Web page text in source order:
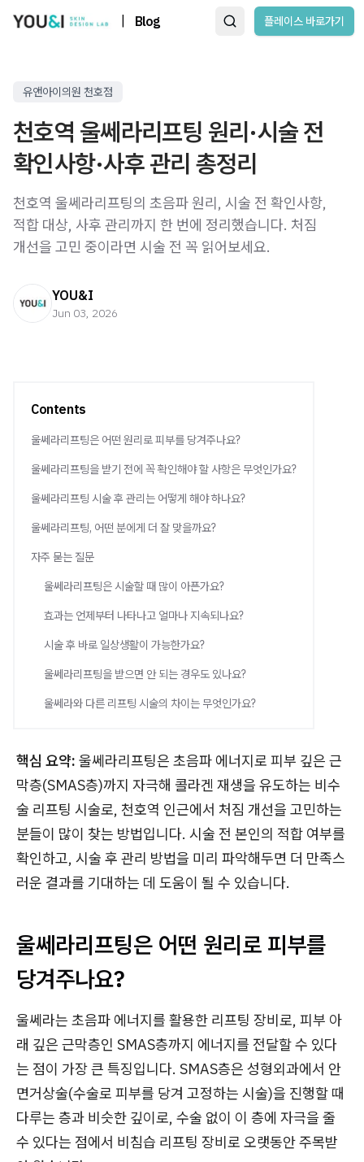
Blog 플레이스 바로가기
유앤아이의원 천호점
천호역 울쎄라리프팅 원리·시술 전
확인사항·사후 관리 총정리
천호역 울쎄라리프팅의 초음파 원리, 시술 전 확인사항,
적합 대상, 사후 관리까지 한 번에 정리했습니다. 처짐
개선을 고민 중이라면 시술 전 꼭 읽어보세요.
YOU&I
Jun 03, 2026
Contents
울쎄라리프팅은 어떤 원리로 피부를 당겨주나요?
울쎄라리프팅을 받기 전에 꼭 확인해야 할 사항은 무엇인가요?
울쎄라리프팅 시술 후 관리는 어떻게 해야 하나요?
울쎄라리프팅, 어떤 분에게 더 잘 맞을까요?
자주 묻는 질문
울쎄라리프팅은 시술할 때 많이 아픈가요?
효과는 언제부터 나타나고 얼마나 지속되나요?
시술 후 바로 일상생활이 가능한가요?
울쎄라리프팅을 받으면 안 되는 경우도 있나요?
울쎄라와 다른 리프팅 시술의 차이는 무엇인가요?
핵심 요약: 울쎄라리프팅은 초음파 에너지로 피부 깊은 근
막층(SMAS층)까지 자극해 콜라겐 재생을 유도하는 비수
술 리프팅 시술로, 천호역 인근에서 처짐 개선을 고민하는
분들이 많이 찾는 방법입니다. 시술 전 본인의 적합 여부를
확인하고, 시술 후 관리 방법을 미리 파악해두면 더 만족스
러운 결과를 기대하는 데 도움이 될 수 있습니다.
울쎄라리프팅은 어떤 원리로 피부를
당겨주나요?
울쎄라는 초음파 에너지를 활용한 리프팅 장비로, 피부 아
래 깊은 근막층인 SMAS층까지 에너지를 전달할 수 있다
는 점이 가장 큰 특징입니다. SMAS층은 성형외과에서 안
면거상술(수술로 피부를 당겨 고정하는 시술)을 진행할 때
다루는 층과 비슷한 깊이로, 수술 없이 이 층에 자극을 줄
수 있다는 점에서 비침습 리프팅 장비로 오랫동안 주목받